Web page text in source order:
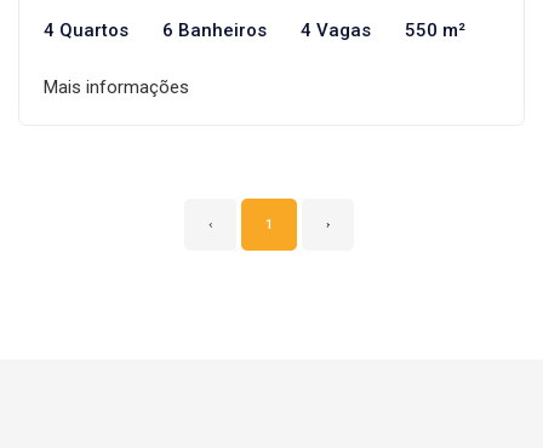
4 Quartos 6 Banheiros 4 Vagas 550 m²
Mais informações
‹ 1 ›